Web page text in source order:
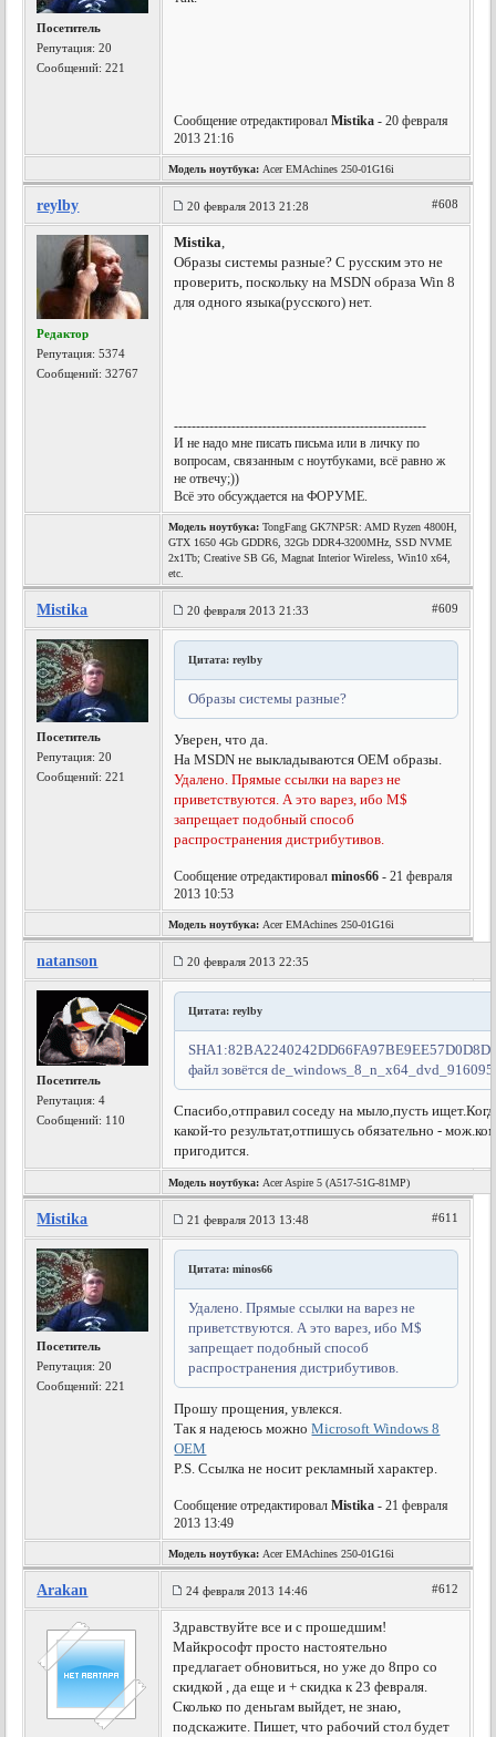
Посетитель
Репутация:20
Сообщений: 221
Сообщение отредактировалMistika - 20 февраля
2013 21:16
Модель ноутбука: Acer EMAchines 250-01G16i
reylby 20 февраля 2013 21:28 #608
Редактор
Репутация:5374
Сообщений: 32767
Mistika,
Образы системы разные? С русским это не
проверить, поскольку на MSDN образа Win 8
для одного языка(русского) нет.
---------------------------------------------------------
И не надо мне писать письма или в личку по
вопросам, связанным с ноутбуками, всё равно ж
не отвечу;))
Всё это обсуждается на ФОРУМЕ.
Модель ноутбука: TongFang GK7NP5R: AMD Ryzen 4800H,
GTX 1650 4Gb GDDR6, 32Gb DDR4-3200MHz, SSD NVME
2x1Tb; Creative SB G6, Magnat Interior Wireless, Win10 x64,
etc.
Mistika 20 февраля 2013 21:33 #609
Посетитель
Репутация:20
Сообщений: 221
Цитата: reylby
Образы системы разные?
Уверен, что да.
На MSDN не выкладываются OEM образы.
Удалено. Прямые ссылки на варез не
приветствуются. А это варез, ибо М$
запрещает подобный способ
распространения дистрибутивов.
Сообщение отредактировалminos66 - 21 февраля
2013 10:53
Модель ноутбука: Acer EMAchines 250-01G16i
natanson 20 февраля 2013 22:35
Посетитель
Репутация:4
Сообщений: 110
Цитата: reylby
файл зовётся
Спасибо,отправил соседу на мыло,пусть
какой-то результат,отпишусь обязательно -
пригодится.
Модель ноутбука: Acer Aspire 5 (A517-51G-81MP)
Mistika 21 февраля 2013 13:48 #611
Посетитель
Репутация:20
Сообщений: 221
Цитата: minos66
Удалено. Прямые ссылки на варез не
приветствуются. А это варез, ибо М$
запрещает подобный способ
распространения дистрибутивов.
Прошу прощения, увлекся.
Так я надеюсь можноMicrosoft Windows 8
OEM
P.S. Ссылка не носит рекламный характер.
Сообщение отредактировалMistika - 21 февраля
2013 13:49
Модель ноутбука: Acer EMAchines 250-01G16i
Arakan 24 февраля 2013 14:46 #612
Здравствуйте все и с прошедшим!
Майкрософт просто настоятельно
предлагает обновиться, но уже до 8про со
скидкой , да еще и + скидка к 23 февраля.
Сколько по деньгам выйдет, не знаю,
подскажите. Пишет, что рабочий стол будет